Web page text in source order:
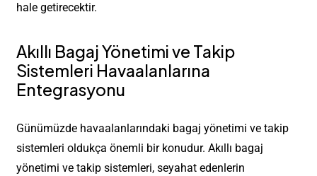
hale getirecektir.
Akıllı Bagaj Yönetimi ve Takip
Sistemleri Havaalanlarına
Entegrasyonu
Günümüzde havaalanlarındaki bagaj yönetimi ve takip
sistemleri oldukça önemli bir konudur. Akıllı bagaj
yönetimi ve takip sistemleri, seyahat edenlerin